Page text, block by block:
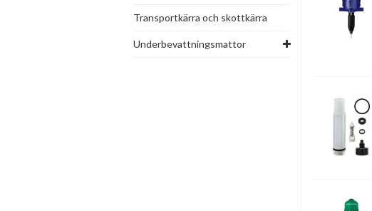
Transportkärra och skottkärra
Underbevattningsmattor